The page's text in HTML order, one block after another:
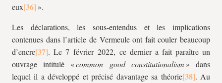
eux
».
Les déclarations, les sous-entendus et les implications
contenues dans l’article de Vermeule ont fait couler beaucoup
d’encre
. Le 7 février 2022, ce dernier a fait paraître un
ouvrage intitulé «common good constitutionalism » dans
lequel il a développé et précisé davantage sa théorie
. Au